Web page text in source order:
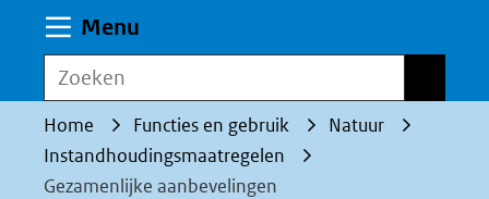
geweigerd.
Menu
Zoeken
Home Functies en gebruik
Natuur
Instandhoudingsmaatregelen
Gezamenlijke aanbevelingen